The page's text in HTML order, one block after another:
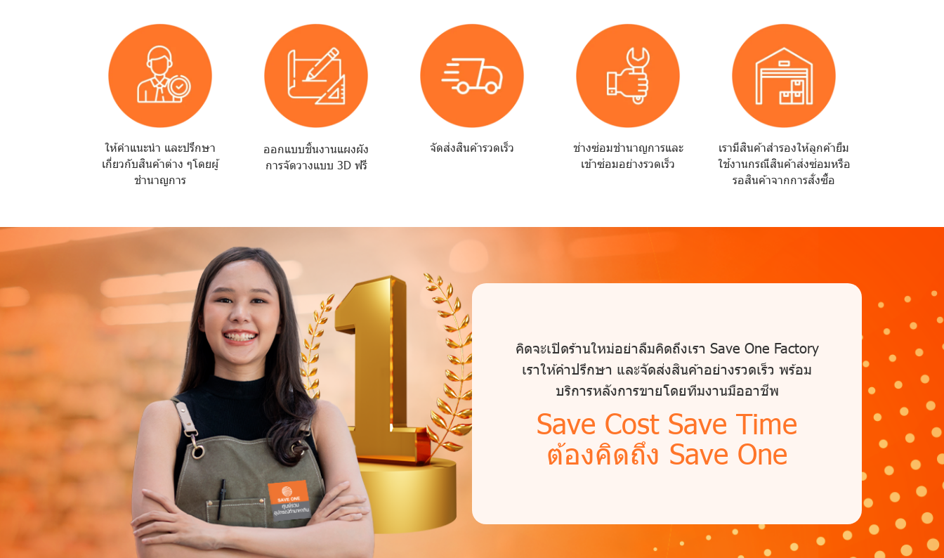
ให้คำแนะนำ และปรึกษา
เกี่ยวกับสินค้าต่าง ๆโดยผู้
ชำนาญการ
ออกแบบชิ้นงานแผงผัง
การจัดวางแบบ 3D ฟรี
จัดส่งสินค้ารวดเร็ว
ช่างซ่อมชำนาญการและ
เข้าซ่อมอย่างรวดเร็ว
เรามีสินค้าสำรองให้ลูกค้ายืม
ใช้งานกรณีสินค้าส่งซ่อมหรือ
รอสินค้าจากการสั่งซื้อ
คิดจะเปิดร้านใหม่อย่าลืมคิดถึงเรา Save One Factory
เราให้คำปรึกษา และจัดส่งสินค้าอย่างรวดเร็ว พร้อม
บริการหลังการขายโดยทีมงานมืออาชีพ
Save Cost Save Time
ต้องคิดถึง Save One